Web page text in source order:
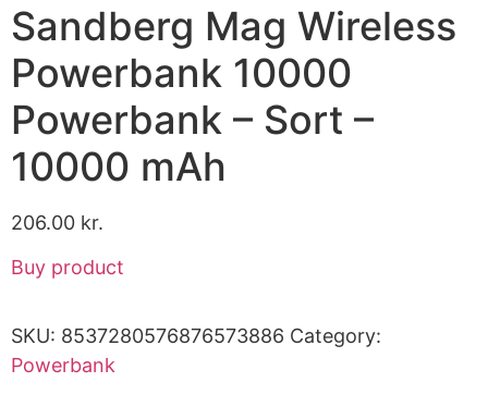
Sandberg Mag Wireless
Powerbank 10000
Powerbank – Sort –
10000 mAh
206.00 kr.
Buy product
SKU: 8537280576876573886 Category:
Powerbank